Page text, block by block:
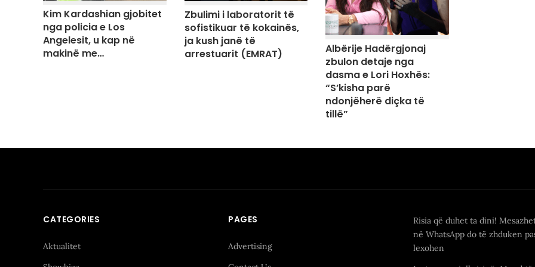
Kim Kardashian gjobitet
nga policia e Los
Angelesit, u kap në
makinë me…
Zbulimi i laboratorit të
sofistikuar të kokainës,
ja kush janë të
arrestuarit (EMRAT)
Albërije Hadërgjonaj
zbulon detaje nga
dasma e Lori Hoxhës:
“S’kisha parë
ndonjëherë diçka të
tillë”
CATEGORIES
Aktualitet
PAGES
Advertising
Risia që duhet ta dini!
në WhatsApp do të zhduken
lexohen